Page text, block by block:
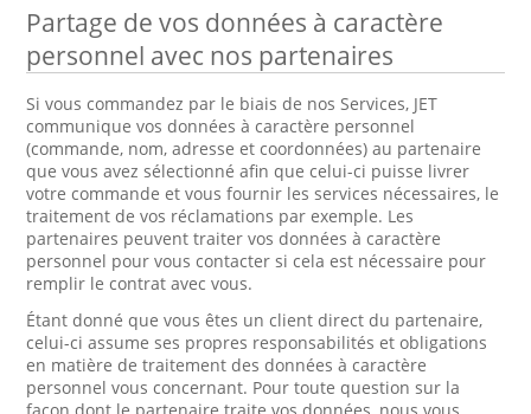
Partage de vos données à caractère
personnel avec nos partenaires
Si vous commandez par le biais de nos Services, JET
communique vos données à caractère personnel
(commande, nom, adresse et coordonnées) au partenaire
que vous avez sélectionné afin que celui-ci puisse livrer
votre commande et vous fournir les services nécessaires, le
traitement de vos réclamations par exemple. Les
partenaires peuvent traiter vos données à caractère
personnel pour vous contacter si cela est nécessaire pour
remplir le contrat avec vous.
Étant donné que vous êtes un client direct du partenaire,
celui-ci assume ses propres responsabilités et obligations
en matière de traitement des données à caractère
personnel vous concernant. Pour toute question sur la